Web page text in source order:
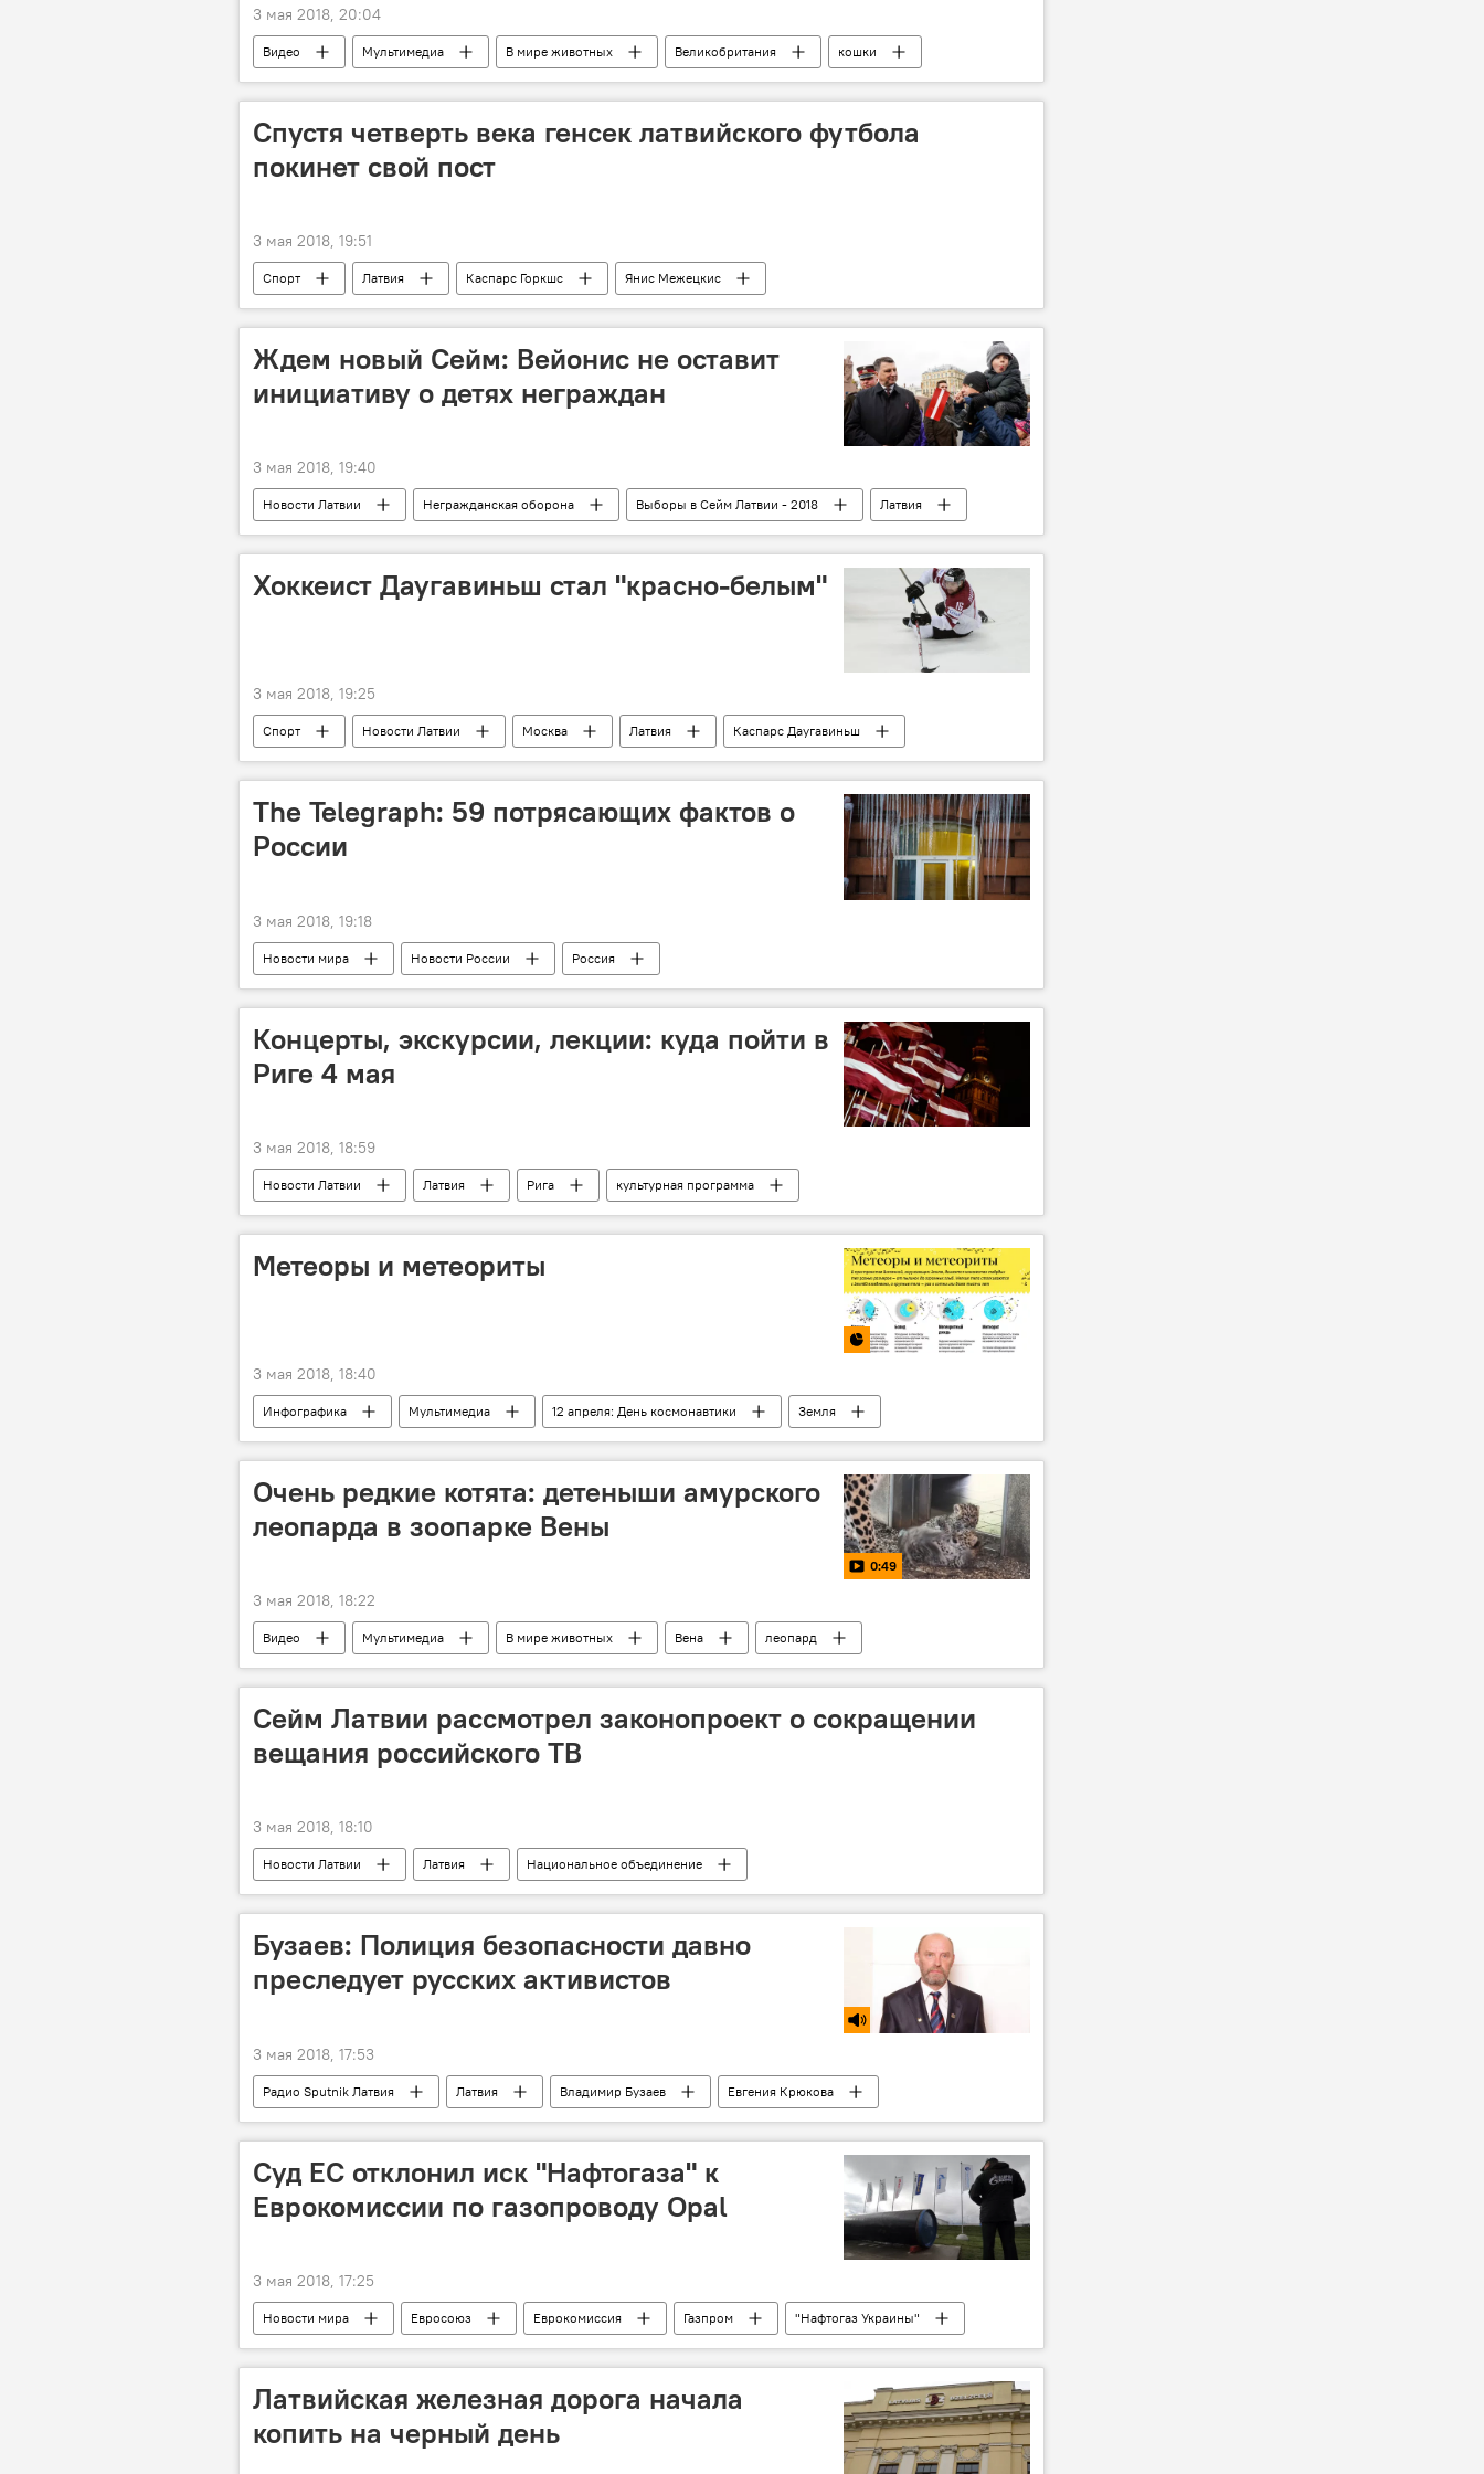
3 мая 2018, 20:04
Видео Мультимедиа В мире животных Великобритания кошки
Спустя четверть века генсек латвийского футбола
покинет свой пост
3 мая 2018, 19:51
Спорт Латвия Каспарс Горкшс
Янис Межецкис
Латвийская федерация футбола (ЛФФ)
Ждем новый Сейм: Вейонис не оставит
инициативу о детях неграждан
3 мая 2018, 19:40
Новости Латвии Негражданская оборона Выборы в Сейм Латвии - 2018
Латвия
Раймондс Вейонис
Сейм выборы в Сейм-2018
неграждане
Хоккеист Даугавиньш стал "красно-белым"
3 мая 2018, 19:25
Спорт Новости Латвии Москва Латвия
Каспарс Даугавиньш
ХК Спартак
Торпедо Сборная Латвии по хоккею
КХЛ
The Telegraph: 59 потрясающих фактов о
России
3 мая 2018, 19:18
Новости мира Новости России Россия
Концерты, экскурсии, лекции: куда пойти в
Риге 4 мая
3 мая 2018, 18:59
Новости Латвии Латвия Рига культурная программа
Метеоры и метеориты
3 мая 2018, 18:40
Инфографика Мультимедиа 12 апреля: День космонавтики
Земля
метеорит
Очень редкие котята: детеныши амурского
леопарда в зоопарке Вены
0:49
3 мая 2018, 18:22
Видео Мультимедиа В мире животных Вена леопард
Сейм Латвии рассмотрел законопроект о сокращении
вещания российского ТВ
3 мая 2018, 18:10
Новости Латвии Латвия
Национальное объединение
Национальный совет по электронным средствам массовой информации (НСЭСМИ)
пропаганда
Бузаев: Полиция безопасности давно
преследует русских активистов
3 мая 2018, 17:53
Радио Sputnik Латвия Латвия Владимир Бузаев
Евгения Крюкова
Полиция безопасности
партия "Русский союз Латвии"
Суд ЕС отклонил иск "Нафтогаза" к
Еврокомиссии по газопроводу Opal
3 мая 2018, 17:25
Новости мира Евросоюз Еврокомиссия Газпром
"Нафтогаз Украины"
На голубом газу
Латвийская железная дорога начала
копить на черный день